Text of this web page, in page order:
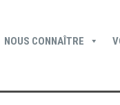
NOUS CONNAÎTRE